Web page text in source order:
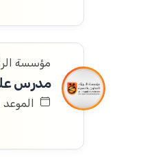
مؤسسة
مدرس
الموعد